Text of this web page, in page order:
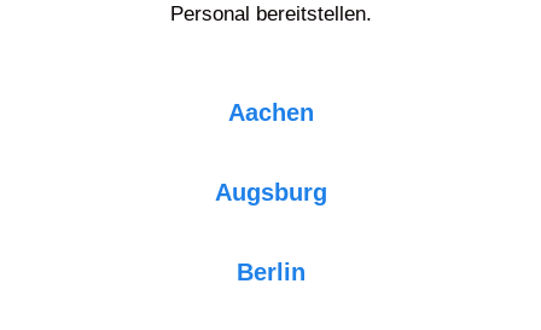
Personal bereitstellen.
Aachen
Augsburg
Berlin